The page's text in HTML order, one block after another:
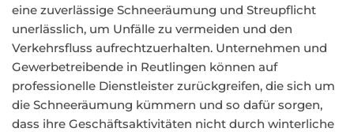
eine zuverlässige Schneeräumung und Streupflicht
unerlässlich, um Unfälle zu vermeiden und den
Verkehrsfluss aufrechtzuerhalten. Unternehmen und
Gewerbetreibende in Reutlingen können auf
professionelle Dienstleister zurückgreifen, die sich um
die Schneeräumung kümmern und so dafür sorgen,
dass ihre Geschäftsaktivitäten nicht durch winterliche